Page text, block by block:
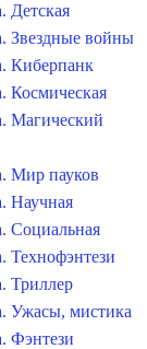
Детская
Звездные войны
Киберпанк
Космическая
Магический
Мир пауков
Научная
Социальная
Технофэнтези
Триллер
Ужасы, мистика
Фэнтези